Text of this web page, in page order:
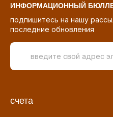
ИНФОРМАЦИОННЫЙ
подпишитесь на нашу
последние обновления
счета